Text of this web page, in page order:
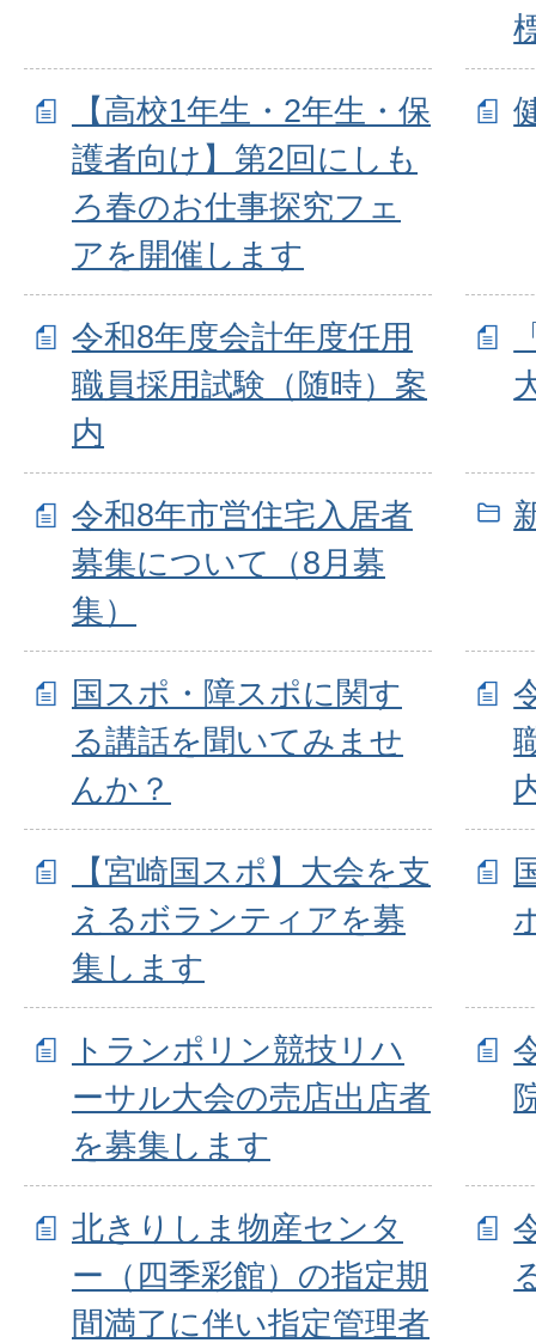
【高校1年生・2年生・保
護者向け】第2回にしも
ろ春のお仕事探究フェ
アを開催します
令和8年度会計年度任用
職員採用試験（随時）案
内
令和8年市営住宅入居者
募集について（8月募
集）
国スポ・障スポに関す
る講話を聞いてみませ
んか？
【宮崎国スポ】大会を支
えるボランティアを募
集します
トランポリン競技リハ
ーサル大会の売店出店者
を募集します
北きりしま物産センタ
ー（四季彩館）の指定期
間満了に伴い指定管理者